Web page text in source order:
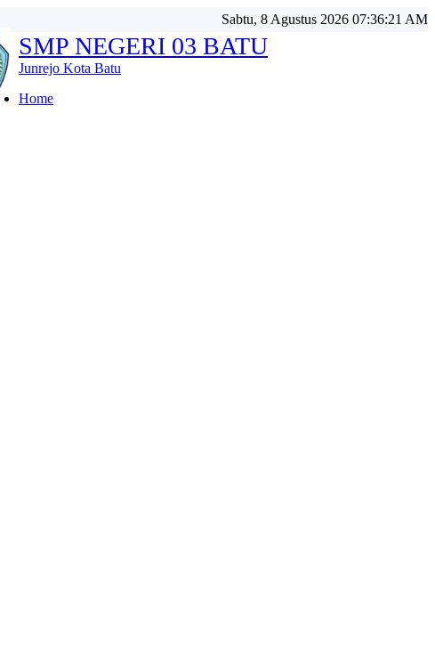
Sabtu, 8 Agustus 2026 07:36:23 AM
SMP NEGERI 03 BATU
Junrejo Kota Batu
Home